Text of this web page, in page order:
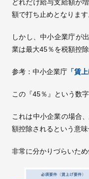
どれだけ給与支給額が
額で打ち止めとなります
しかし、中小企業庁が
業は最大45％を税額控
参考：中小企業庁 「賃
この『45％』という数
これは中小企業の場合
額控除されるという意味
非常に分かりづらいため